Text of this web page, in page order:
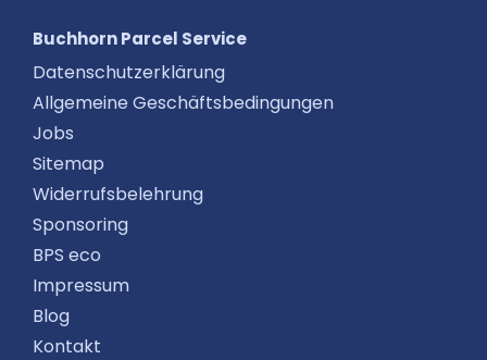
Buchhorn Parcel Service
Datenschutzerklärung
Allgemeine Geschäftsbedingungen
Jobs
Sitemap
Widerrufsbelehrung
Sponsoring
BPS eco
Impressum
Blog
Kontakt